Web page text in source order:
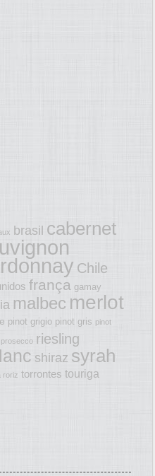
brasil cabernet
Chile
frança gamay
malbec merlot
pinot grigio pinot gris pinot
prosecco riesling
shiraz syrah
roriz torrontes touriga